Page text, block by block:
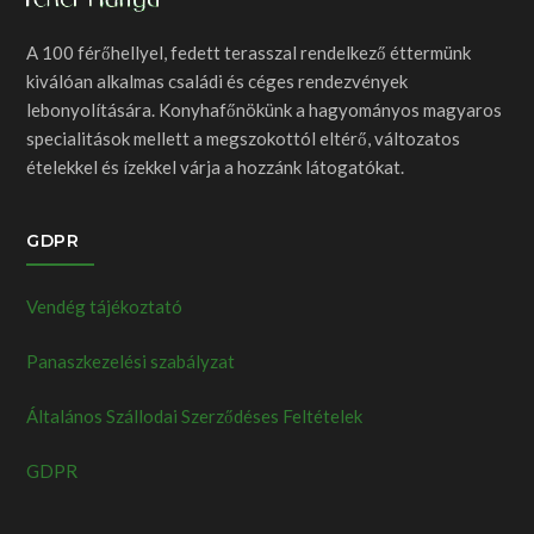
A 100 férőhellyel, fedett terasszal rendelkező éttermünk
kiválóan alkalmas családi és céges rendezvények
lebonyolítására. Konyhafőnökünk a hagyományos magyaros
specialitások mellett a megszokottól eltérő, változatos
ételekkel és ízekkel várja a hozzánk látogatókat.
GDPR
Vendég tájékoztató
Panaszkezelési szabályzat
Általános Szállodai Szerződéses Feltételek
GDPR